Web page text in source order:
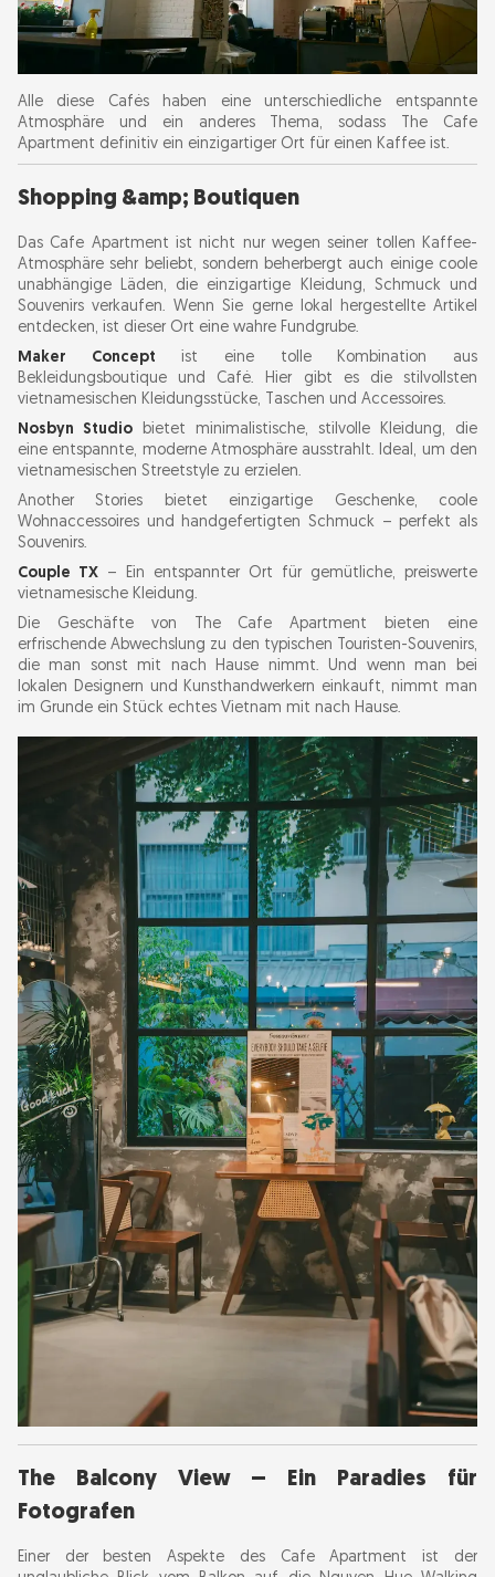
Alle diese Cafés haben eine unterschiedliche entspannte
Atmosphäre und ein anderes Thema, sodass The Cafe
Apartment definitiv ein einzigartiger Ort für einen Kaffee ist.
Shopping &amp; Boutiquen
Das Cafe Apartment ist nicht nur wegen seiner tollen Kaffee-
Atmosphäre sehr beliebt, sondern beherbergt auch einige coole
unabhängige Läden, die einzigartige Kleidung, Schmuck und
Souvenirs verkaufen. Wenn Sie gerne lokal hergestellte Artikel
entdecken, ist dieser Ort eine wahre Fundgrube.
Maker Concept ist eine tolle Kombination aus
Bekleidungsboutique und Café. Hier gibt es die stilvollsten
vietnamesischen Kleidungsstücke, Taschen und Accessoires.
Nosbyn Studiobietet minimalistische, stilvolle Kleidung, die
eine entspannte, moderne Atmosphäre ausstrahlt. Ideal, um den
vietnamesischen Streetstyle zu erzielen.
Another Stories bietet einzigartige Geschenke, coole
Wohnaccessoires und handgefertigten Schmuck – perfekt als
Souvenirs.
Couple TX– Ein entspannter Ort für gemütliche, preiswerte
vietnamesische Kleidung.
Die Geschäfte von The Cafe Apartment bieten eine
erfrischende Abwechslung zu den typischen Touristen-Souvenirs,
die man sonst mit nach Hause nimmt. Und wenn man bei
lokalen Designern und Kunsthandwerkern einkauft, nimmt man
im Grunde ein Stück echtes Vietnam mit nach Hause.
The Balcony View – Ein Paradies für
Fotografen
Einer der besten Aspekte des Cafe Apartment ist der